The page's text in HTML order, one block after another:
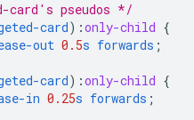
pseudos */
card) :only-child {
out 0.5s forwards ;
card) :only-child {
in 0.25s forwards ;